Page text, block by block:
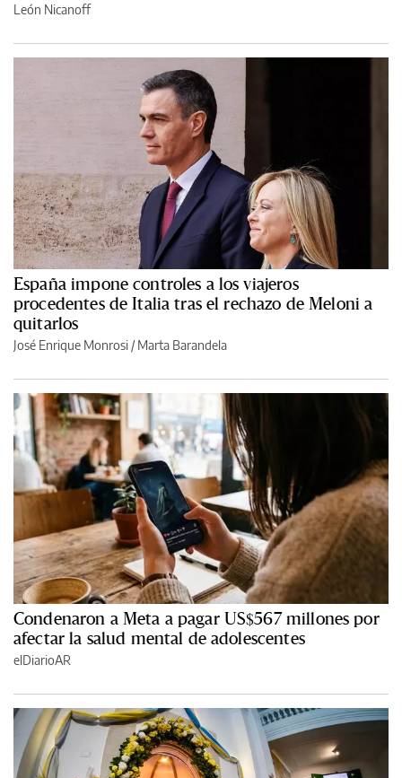
León Nicanoff
España impone controles a los viajeros
procedentes de Italia tras el rechazo de Meloni a
quitarlos
José Enrique Monrosi / Marta Barandela
Condenaron a Meta a pagar US$567 millones por
afectar la salud mental de adolescentes
elDiarioAR